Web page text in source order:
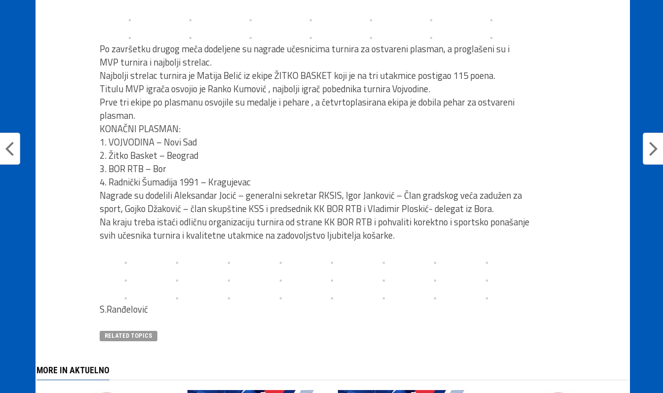
Po završetku drugog meča dodeljene su nagrade učesnicima turnira za ostvareni plasman, a proglašeni su i
MVP turnira i najbolji strelac.
Najbolji strelac turnira je Matija Belić iz ekipe ŽITKO BASKET koji je na tri utakmice postigao 115 poena.
Titulu MVP igrača osvojio je Ranko Kumović , najbolji igrač pobednika turnira Vojvodine.
Prve tri ekipe po plasmanu osvojile su medalje i pehare , a četvrtoplasirana ekipa je dobila pehar za ostvareni
plasman.
KONAČNI PLASMAN:
1. VOJVODINA – Novi Sad
2. Žitko Basket – Beograd
3. BOR RTB – Bor
4. Radnički Šumadija 1991 – Kragujevac
Nagrade su dodelili Aleksandar Jocić – generalni sekretar RKSIS, Igor Janković – Član gradskog veća zadužen za
sport, Gojko Džaković – član skupštine KSS i predsednik KK BOR RTB i Vladimir Ploskić- delegat iz Bora.
Na kraju treba istaći odličnu organizaciju turnira od strane KK BOR RTB i pohvaliti korektno i sportsko ponašanje
svih učesnika turnira i kvalitetne utakmice na zadovoljstvo ljubitelja košarke.
S.Ranđelović
RELATED TOPICS
MORE IN AKTUELNO